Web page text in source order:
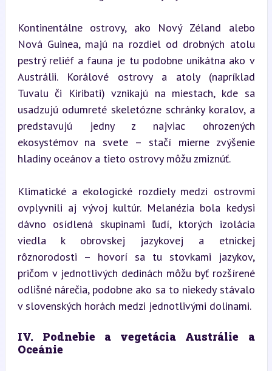
Kontinentálne ostrovy, ako Nový Zéland alebo
Nová Guinea, majú na rozdiel od drobných atolu
pestrý reliéf a fauna je tu podobne unikátna ako v
Austrálii. Korálové ostrovy a atoly (napríklad
Tuvalu či Kiribati) vznikajú na miestach, kde sa
usadzujú odumreté skeletózne schránky koralov, a
predstavujú jedny z najviac ohrozených
ekosystémov na svete – stačí mierne zvýšenie
hladiny oceánov a tieto ostrovy môžu zmiznúť.
Klimatické a ekologické rozdiely medzi ostrovmi
ovplyvnili aj vývoj kultúr. Melanézia bola kedysi
dávno osídlená skupinami ľudí, ktorých izolácia
viedla k obrovskej jazykovej a etnickej
rôznorodosti – hovorí sa tu stovkami jazykov,
pričom v jednotlivých dedinách môžu byť rozšírené
odlišné nárečia, podobne ako sa to niekedy stávalo
v slovenských horách medzi jednotlivými dolinami.
IV. Podnebie a vegetácia Austrálie a
Oceánie